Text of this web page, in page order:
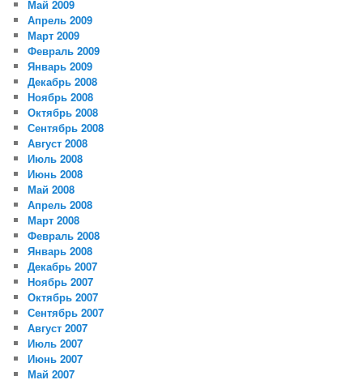
Май 2009
Апрель 2009
Март 2009
Февраль 2009
Январь 2009
Декабрь 2008
Ноябрь 2008
Октябрь 2008
Сентябрь 2008
Август 2008
Июль 2008
Июнь 2008
Май 2008
Апрель 2008
Март 2008
Февраль 2008
Январь 2008
Декабрь 2007
Ноябрь 2007
Октябрь 2007
Сентябрь 2007
Август 2007
Июль 2007
Июнь 2007
Май 2007